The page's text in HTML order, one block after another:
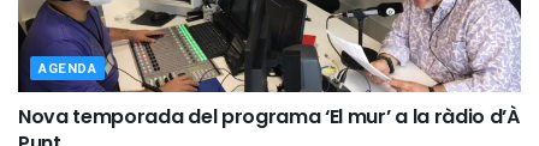
AGENDA
Nova temporada del programa ‘El mur’ a la ràdio d’À